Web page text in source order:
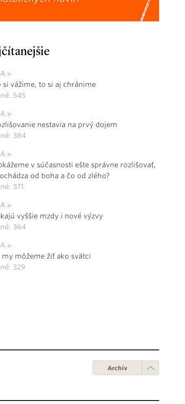
si vážime, to si aj chránime
545
nestavia na prvý dojem
384
v súčasnosti ešte správne rozlišovať,
od boha a čo od zlého?
371
vyššie mzdy i nové výzvy
364
my môžeme žiť ako svätci
329
Archív